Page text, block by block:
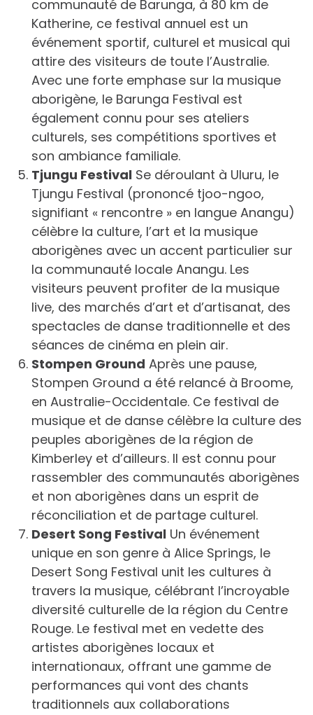
communauté de Barunga, à 80 km de
Katherine, ce festival annuel est un
événement sportif, culturel et musical qui
attire des visiteurs de toute l’Australie.
Avec une forte emphase sur la musique
aborigène, le Barunga Festival est
également connu pour ses ateliers
culturels, ses compétitions sportives et
son ambiance familiale.
Tjungu Festival Se déroulant à Uluru, le
Tjungu Festival (prononcé tjoo-ngoo,
signifiant « rencontre » en langue Anangu)
célèbre la culture, l’art et la musique
aborigènes avec un accent particulier sur
la communauté locale Anangu. Les
visiteurs peuvent profiter de la musique
live, des marchés d’art et d’artisanat, des
spectacles de danse traditionnelle et des
séances de cinéma en plein air.
Stompen Ground Après une pause,
Stompen Ground a été relancé à Broome,
en Australie-Occidentale. Ce festival de
musique et de danse célèbre la culture des
peuples aborigènes de la région de
Kimberley et d’ailleurs. Il est connu pour
rassembler des communautés aborigènes
et non aborigènes dans un esprit de
réconciliation et de partage culturel.
Desert Song Festival Un événement
unique en son genre à Alice Springs, le
Desert Song Festival unit les cultures à
travers la musique, célébrant l’incroyable
diversité culturelle de la région du Centre
Rouge. Le festival met en vedette des
artistes aborigènes locaux et
internationaux, offrant une gamme de
performances qui vont des chants
traditionnels aux collaborations